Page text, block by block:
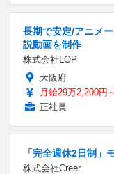
長期で安定/アニメ
説動画を制作
株式会社LOP
大阪府
月給29万2,200円
正社員
「完全週休2日制」
株式会社Creer